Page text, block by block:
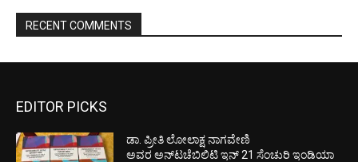
RECENT COMMENTS
EDITOR PICKS
ಡಾ. ಪ್ರೀತಿ ಲೋಲಾಕ್ಷ ನಾಗವೇಣಿ
ಅವರ ಅನ್‌ಟಚೆಬಿಲಿಟಿ ಇನ್ 21 ಸೆಂಚುರಿ ಇಂಡಿಯಾ